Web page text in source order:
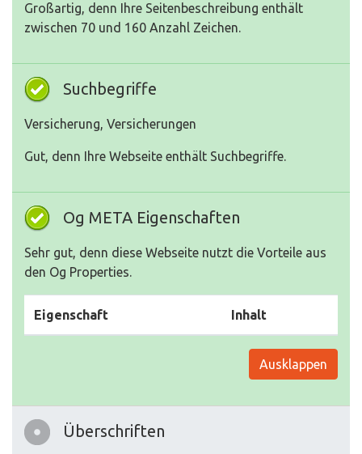
Großartig, denn Ihre Seitenbeschreibung enthält
zwischen 70 und 160 Anzahl Zeichen.
Suchbegriffe
Versicherung, Versicherungen
Gut, denn Ihre Webseite enthält Suchbegriffe.
Og META Eigenschaften
Sehr gut, denn diese Webseite nutzt die Vorteile aus
den Og Properties.
Eigenschaft Inhalt
Ausklappen
Überschriften